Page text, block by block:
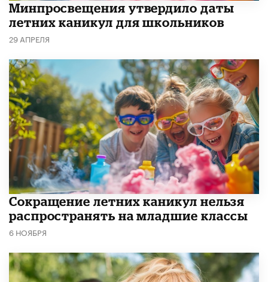
Минпросвещения утвердило даты
летних каникул для школьников
29 АПРЕЛЯ
Сокращение летних каникул нельзя
распространять на младшие классы
6 НОЯБРЯ